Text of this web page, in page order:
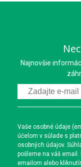
Najnovšie
Vaše osobné údaje
účelom v súlade s
osobných údajov.
pošleme na váš
emailom alebo